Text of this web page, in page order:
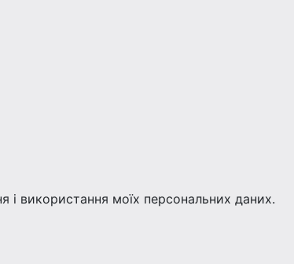
і використання моїх персональних даних.